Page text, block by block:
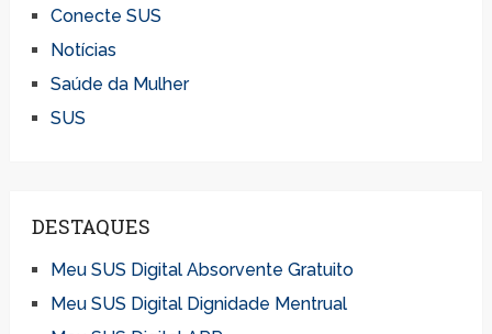
Conecte SUS
Notícias
Saúde da Mulher
SUS
DESTAQUES
Meu SUS Digital Absorvente Gratuito
Meu SUS Digital Dignidade Mentrual